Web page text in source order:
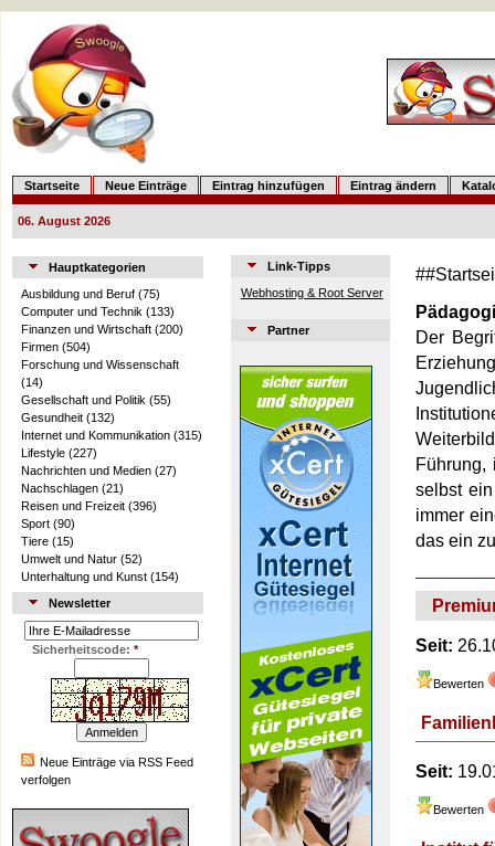
Startseite Neue Einträge Eintrag hinzufügen Eintrag ändern
06. August 2026
Hauptkategorien
Ausbildung und Beruf (75)
Computer und Technik (133)
Finanzen und Wirtschaft (200)
Firmen (504)
Forschung und Wissenschaft
(14)
Gesellschaft und Politik (55)
Gesundheit (132)
Internet und Kommunikation (315)
Lifestyle (227)
Nachrichten und Medien (27)
Nachschlagen (21)
Reisen und Freizeit (396)
Sport (90)
Tiere (15)
Umwelt und Natur (52)
Unterhaltung und Kunst (154)
Newsletter
Sicherheitscode: *
Neue Einträge via RSS Feed
verfolgen
Link-Tipps
Webhosting & Root Server
Partner
Der
Führung,
selbst
immer
das ein
Seit:
Bewerten
Seit:
Bewerten